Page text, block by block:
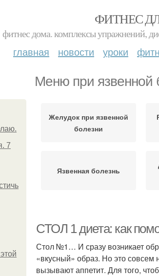
ФИТНЕС
фитнес дома. комплексы упражнений,
главная новости уроки
Меню при язвенной
7
Желудок при язвенной
болезни
Язвенная болезнь
СТОЛ 1 диета: как
Стол №1… И сразу возникает
«вкусный» образ. Но это совсем
вызывают аппетит. Для того,